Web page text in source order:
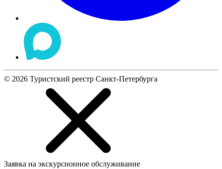
© 2026 Туристский реестр Санкт-Петербурга
Заявка на экскурсионное обслуживание